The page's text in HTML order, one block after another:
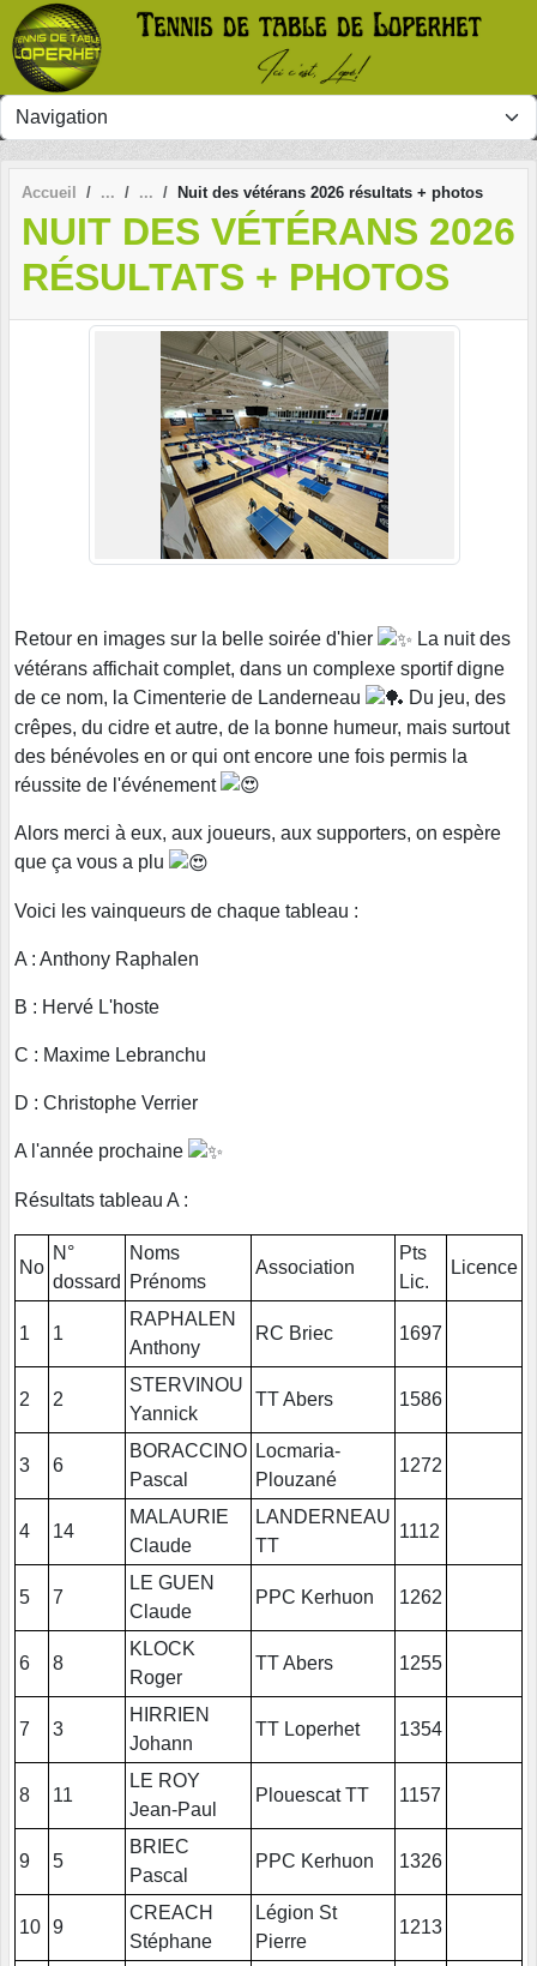
Accueil Nuit des vétérans 2026 résultats + photos
NUIT DES VÉTÉRANS 2026
RÉSULTATS + PHOTOS
Retour en images sur la belle soirée d'hier
La nuit des
vétérans affichait complet, dans un complexe sportif digne
de ce nom, la Cimenterie de Landerneau
Du jeu, des
crêpes, du cidre et autre, de la bonne humeur, mais surtout
des bénévoles en or qui ont encore une fois permis la
réussite de l'événement
Alors merci à eux, aux joueurs, aux supporters, on espère
que ça vous a plu
Voici les vainqueurs de chaque tableau :
A : Anthony Raphalen
B : Hervé L'hoste
C : Maxime Lebranchu
D : Christophe Verrier
A l'année prochaine
Résultats tableau A :
No
N°
dossard
Noms
Prénoms
Association
Pts
Lic.
Licence
1 1
RAPHALEN
Anthony
RC Briec 1697
2 2
STERVINOU
Yannick
TT Abers 1586
3 6
BORACCINO
Pascal
Locmaria-
Plouzané
1272
4 14
MALAURIE
Claude
LANDERNEAU
TT
1112
5 7
LE GUEN
Claude
PPC Kerhuon 1262
6 8
KLOCK
Roger
TT Abers 1255
7 3
HIRRIEN
Johann
TT Loperhet 1354
8 11
LE ROY
Jean-Paul
Plouescat TT 1157
9 5
BRIEC
Pascal
PPC Kerhuon 1326
10 9
CREACH
Stéphane
Légion St
Pierre
1213
Panneau de gestion des cookies